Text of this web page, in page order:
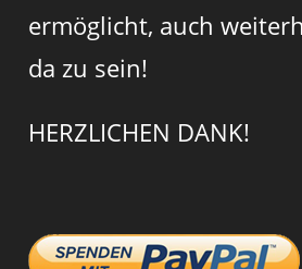
ermöglicht, auch
da zu sein!
HERZLICHEN DANK!